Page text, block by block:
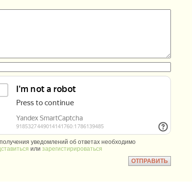
уведомлений об ответах необходимо
или зарегистирироваться